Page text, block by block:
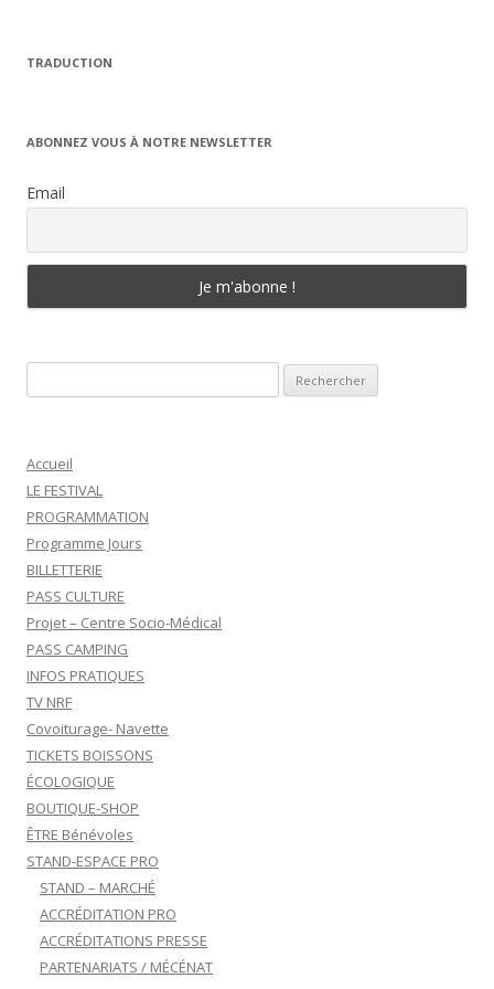
TRADUCTION
ABONNEZ VOUS À NOTRE NEWSLETTER
Email
Accueil
LE FESTIVAL
PROGRAMMATION
Programme Jours
BILLETTERIE
PASS CULTURE
Projet – Centre Socio-Médical
PASS CAMPING
INFOS PRATIQUES
TV NRF
Covoiturage- Navette
TICKETS BOISSONS
ÉCOLOGIQUE
BOUTIQUE-SHOP
ÊTRE Bénévoles
STAND-ESPACE PRO
STAND – MARCHÉ
ACCRÉDITATION PRO
ACCRÉDITATIONS PRESSE
PARTENARIATS / MÉCÉNAT